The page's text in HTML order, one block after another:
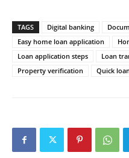
TAGS Digital banking
Easy home loan application
Loan application steps
Loan
Property verification
Quick